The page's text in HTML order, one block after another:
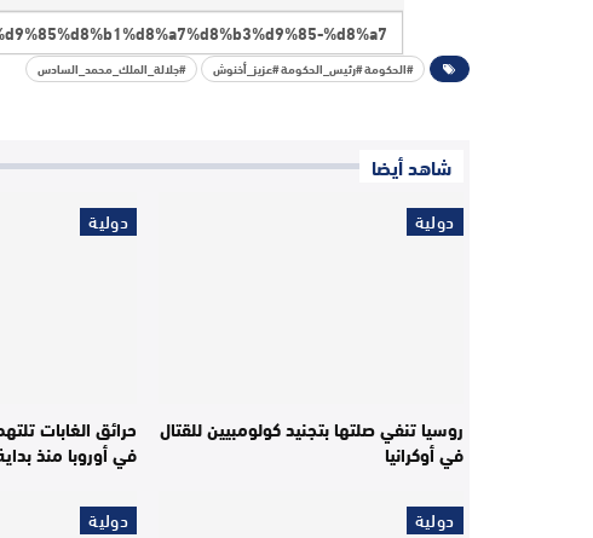
#الحكومة #رئيس_الحكومة #عزيز_أخنوش #جلالة_الملك_محمد_السادس
شاهد أيضا
دولية
روسيا تنفي صلتها بتجنيد كولومبيين للقتال
في أوكرانيا
دولية
في أوروبا منذ بداية
دولية دولية